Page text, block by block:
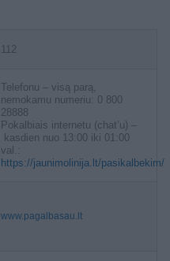
112
Telefonu – visą parą,
nemokamu numeriu: 0 800
28888
Pokalbiais internetu (chat’u) –
kasdien nuo 13:00 iki 01:00
val.:
https://jaunimolinija.lt/pasikalbekim/
www.pagalbasau.lt